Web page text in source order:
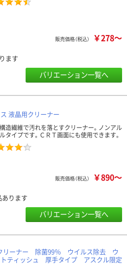
販売価格（税込） ￥278～
ます
バリエーション一覧へ
液晶用クリーナー
造繊維で汚れを落とすクリーナー。ノンアル
タイプです。ＣＲＴ画面にも使用できます。
販売価格（税込） ￥890～
あります
バリエーション一覧へ
リーナー 除菌99％ ウイルス除去 ウ
トティッシュ 厚手タイプ アスクル限定